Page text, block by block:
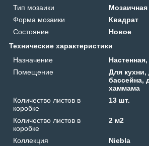
Тип мозаики
Мозаичная
Форма мозаики
Квадрат
Состояние
Новое
Технические характеристики
Назначение
Помещение
Для
бассейна,
хаммама
Количество листов в
коробке
13 шт.
Количество листов в
коробке
2 м2
Коллекция
Niebla